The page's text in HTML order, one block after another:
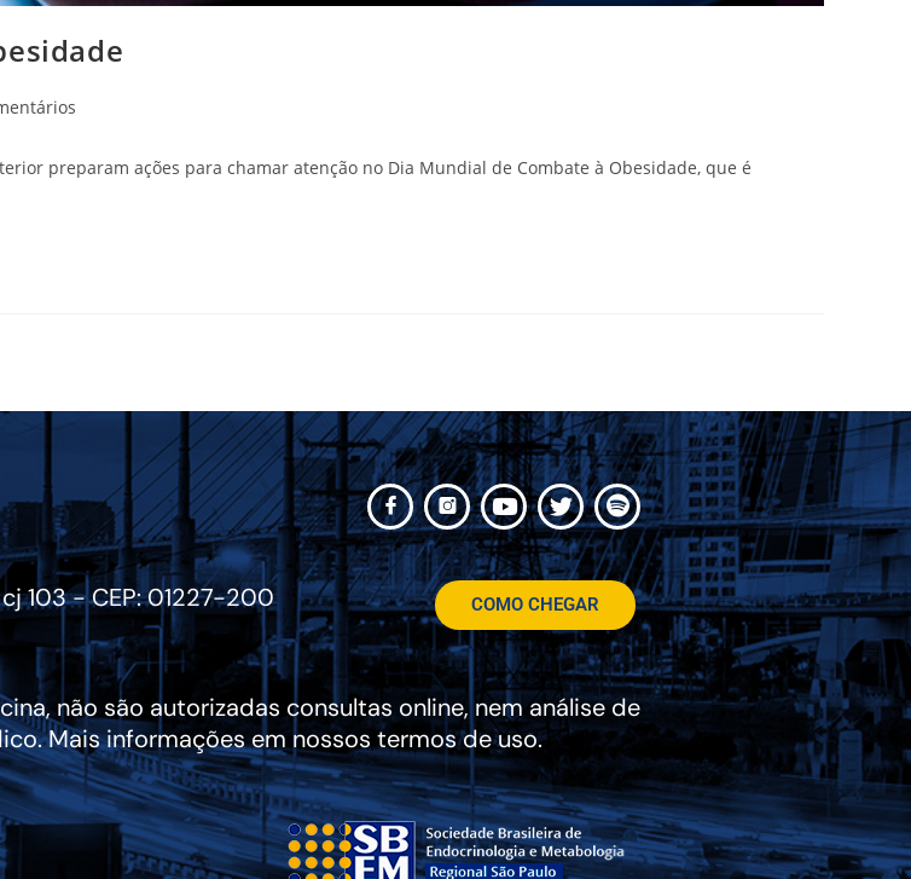
preparam ações para chamar atenção no Dia Mundial de Combate à Obesidade, que é
cj 103 - CEP: 01227-200
COMO CHEGAR
não são autorizadas consultas online, nem análise de
Mais informações em nossos termos de uso.